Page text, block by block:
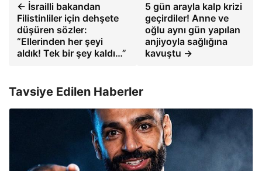
← İsrailli bakandan
Filistinliler için dehşete
düşüren sözler:
“Ellerinden her şeyi
aldık! Tek bir şey kaldı…”
5 gün arayla kalp krizi
geçirdiler! Anne ve
oğlu aynı gün yapılan
anjiyoyla sağlığına
kavuştu →
Tavsiye Edilen Haberler